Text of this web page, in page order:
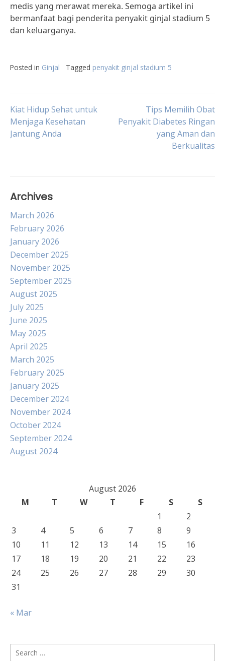
medis yang merawat mereka. Semoga artikel ini
bermanfaat bagi penderita penyakit ginjal stadium 5
dan keluarganya.
Posted in Ginjal Tagged penyakit ginjal stadium 5
Post
navigation
Kiat Hidup Sehat untuk
Menjaga Kesehatan
Jantung Anda
Tips Memilih Obat
Penyakit Diabetes Ringan
yang Aman dan
Berkualitas
Archives
March 2026
February 2026
January 2026
December 2025
November 2025
September 2025
August 2025
July 2025
June 2025
May 2025
April 2025
March 2025
February 2025
January 2025
December 2024
November 2024
October 2024
September 2024
August 2024
August 2026
M
T W T F S
S
1
2
3
4 5 6 7 8
9
10
11 12 13 14 15
16
17
18 19 20 21 22
23
24
25 26 27 28 29
30
31
« Mar
Search